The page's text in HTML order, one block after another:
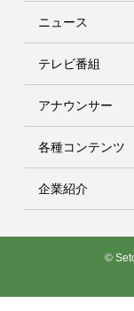
ニュース
テレビ番組
アナウンサー
各種コンテンツ
企業紹介
©